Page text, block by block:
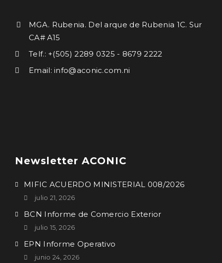
MGA. Rubenia. Del arque de Rubenia 1C. Sur
CA# A15
Telf.: +(505) 2289 0325 - 8679 2222
Email: info@aconic.com.ni
Newsletter ACONIC
MIFIC ACUERDO MINISTERIAL 008/2026
julio 21, 2026
BCN Informe de Comercio Exterior
julio 15, 2026
EPN Informe Operativo
junio 24, 2026